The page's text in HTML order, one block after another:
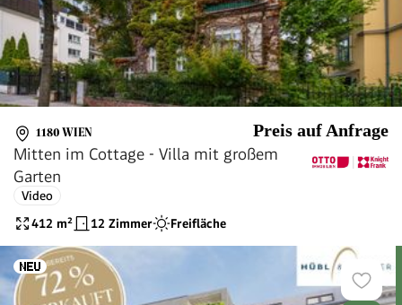
1180 WIEN Preis auf Anfrage
Mitten im Cottage - Villa mit großem
Garten
Video
412 m² 12 Zimmer Freifläche